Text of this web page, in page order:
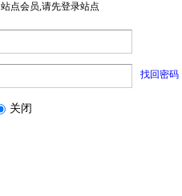
点会员,请先登录站点
找回密码
关闭